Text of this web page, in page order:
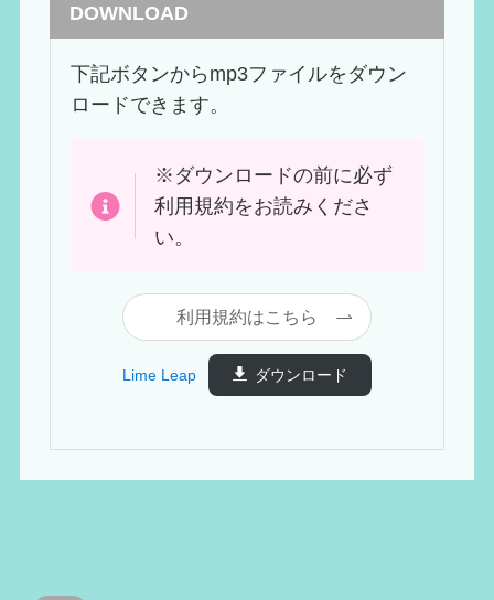
DOWNLOAD
下記ボタンからmp3ファイルをダウン
ロードできます。
※ダウンロードの前に必ず
利用規約をお読みくださ
い。
利用規約はこちら
Lime Leap ダウンロード